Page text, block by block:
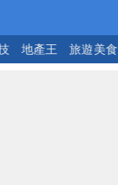
地產王 旅遊美食